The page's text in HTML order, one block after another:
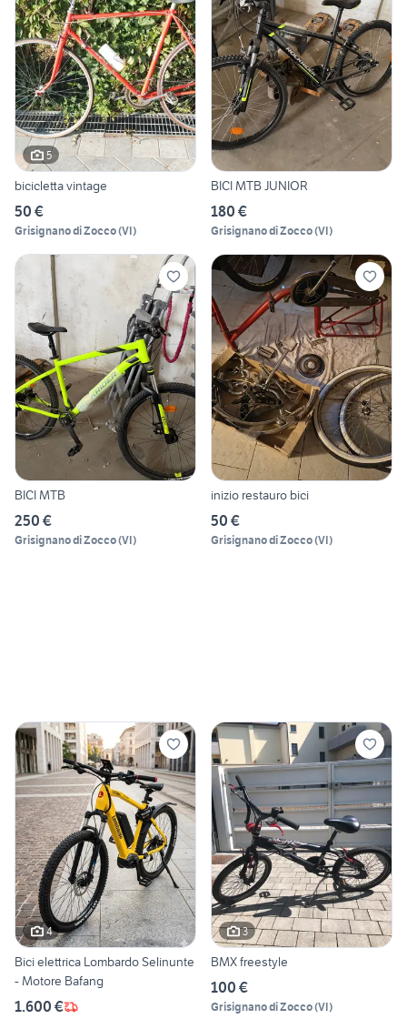
5
bicicletta vintage
50 €
Grisignano di Zocco(VI)
BICI MTB JUNIOR
180 €
Grisignano di Zocco(VI)
BICI MTB
250 €
Grisignano di Zocco(VI)
inizio restauro bici
50 €
Grisignano di Zocco(VI)
4
Bici elettrica Lombardo Selinunte
- Motore Bafang
1.600 €
3
BMX freestyle
100 €
Grisignano di Zocco(VI)